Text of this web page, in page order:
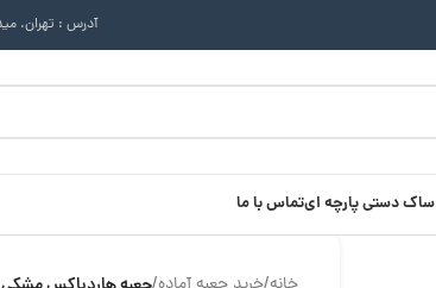
آدرس : تهران.
ساک دستی پارچه ایتماس با ما